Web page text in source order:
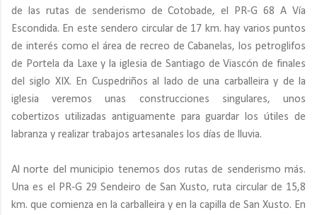
de las rutas de senderismo de Cotobade, el PR-G 68 A Vía
Escondida. En este sendero circular de 17 km. hay varios puntos
de interés como el área de recreo de Cabanelas, los petroglifos
de Portela da Laxe y la iglesia de Santiago de Viascón de finales
del siglo XIX. En Cuspedriños al lado de una carballeira y de la
iglesia veremos unas construcciones singulares, unos
cobertizos utilizadas antiguamente para guardar los útiles de
labranza y realizar trabajos artesanales los días de lluvia.
Al norte del municipio tenemos dos rutas de senderismo más.
Una es el PR-G 29 Sendeiro de San Xusto, ruta circular de 15,8
km. que comienza en la carballeira y en la capilla de San Xusto. En